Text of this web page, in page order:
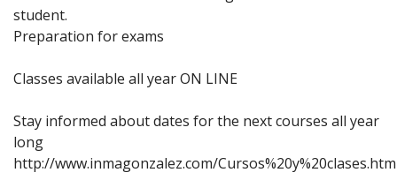
student.
Preparation for exams
Classes available all year ON LINE
Stay informed about dates for the next courses all year
long
http://www.inmagonzalez.com/